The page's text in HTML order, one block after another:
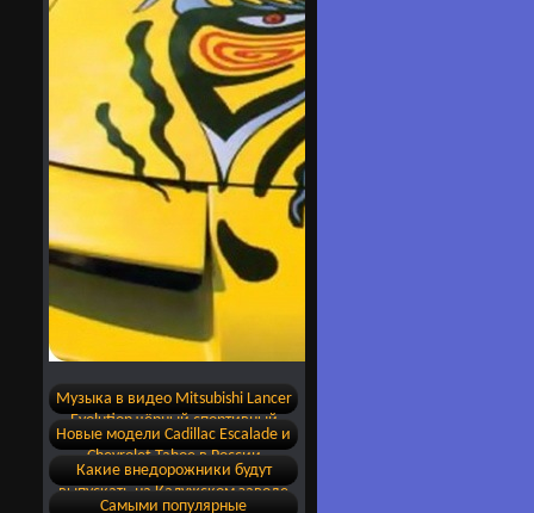
Музыка в видео Mitsubishi Lancer
Evolution чёрный спортивный
обвес
Новые модели Cadillac Escalade и
Chevrolet Tahoe в России
Какие внедорожники будут
выпускать на Калужском заводе
Самыми популярные